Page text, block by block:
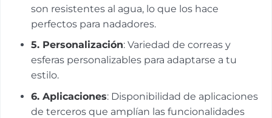
son resistentes al agua, lo que los hace
perfectos para nadadores.
5. Personalización: Variedad de correas y
esferas personalizables para adaptarse a tu
estilo.
6. Aplicaciones: Disponibilidad de aplicaciones
de terceros que amplían las funcionalidades